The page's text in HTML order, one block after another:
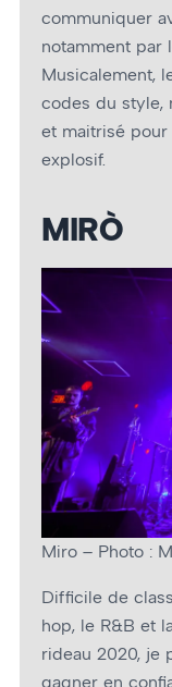
communiquer
notamment par
Musicalement,
codes du style,
et maitrisé
explosif.
MIRÒ
Miro – Photo :
Difficile de
hop, le R&B et
rideau 2020, je
gagner en